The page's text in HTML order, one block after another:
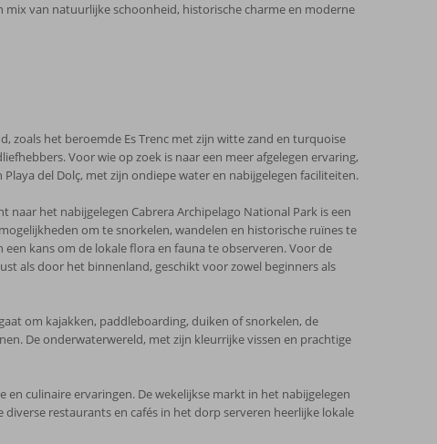
van natuurlijke schoonheid, historische charme en moderne
zoals het beroemde Es Trenc met zijn witte zand en turquoise
Voor wie op zoek is naar een meer afgelegen ervaring,
del Dolç, met zijn ondiepe water en nabijgelegen faciliteiten.
het nabijgelegen Cabrera Archipelago National Park is een
om te snorkelen, wandelen en historische ruïnes te
kans om de lokale flora en fauna te observeren. Voor de
als door het binnenland, geschikt voor zowel beginners als
om kajakken, paddleboarding, duiken of snorkelen, de
De onderwaterwereld, met zijn kleurrijke vissen en prachtige
culinaire ervaringen. De wekelijkse markt in het nabijgelegen
restaurants en cafés in het dorp serveren heerlijke lokale